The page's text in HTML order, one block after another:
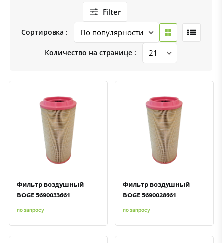
Filter
Сортировка :
Количество на странице :
Быстрый просмотрДобавить к сравнению
Фильтр воздушный
BOGE 5690033661
по запросу
Быстрый просмотрДобавить к сравнению
Фильтр воздушный
BOGE 5690028661
по запросу